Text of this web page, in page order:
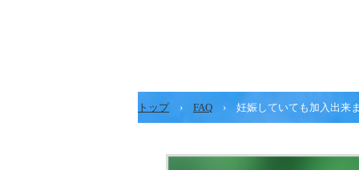
トップ › FAQ › 妊娠していても加入出来